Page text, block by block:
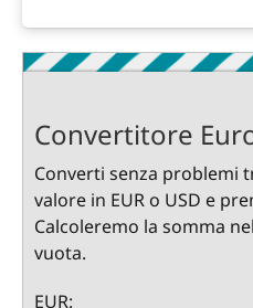
Convertitore
Converti senza problemi
valore in EUR o USD e
Calcoleremo la somma
vuota.
EUR: